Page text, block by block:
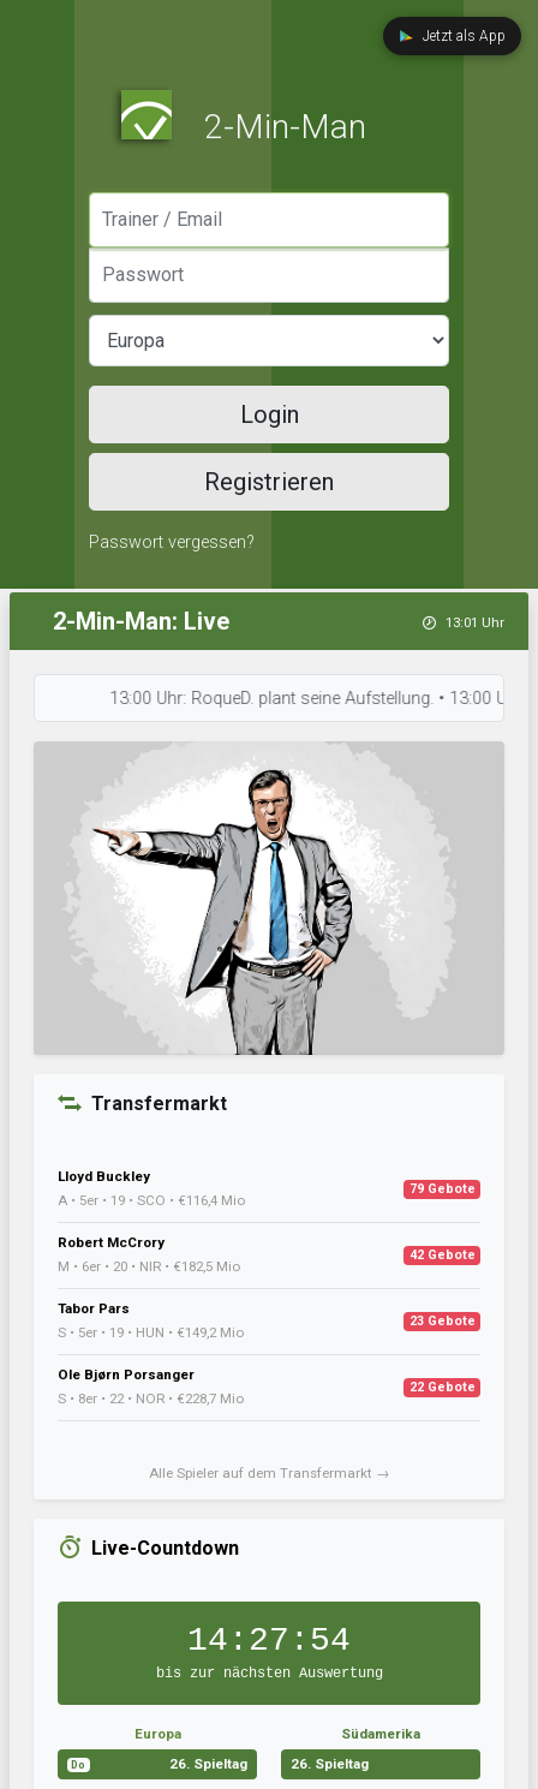
Jetzt als App
2-Min-Man
Login
Registrieren
Passwort vergessen?
2-Min-Man: Live 13:01 Uhr
13:00 Uhr: RoqueD. plant seine Aufstellung. • 13:00 Uhr:
Transfermarkt
Lloyd Buckley
A • 5er • 19 • SCO • €116,4 Mio
79 Gebote
Robert McCrory
M • 6er • 20 • NIR • €182,5 Mio
42 Gebote
Tabor Pars
S • 5er • 19 • HUN • €149,2 Mio
23 Gebote
Ole Bjørn Porsanger
S • 8er • 22 • NOR • €228,7 Mio
22 Gebote
Alle Spieler auf dem Transfermarkt →
Live-Countdown
14:27:54
bis zur nächsten Auswertung
Europa
Do 26. Spieltag
Südamerika
26. Spieltag